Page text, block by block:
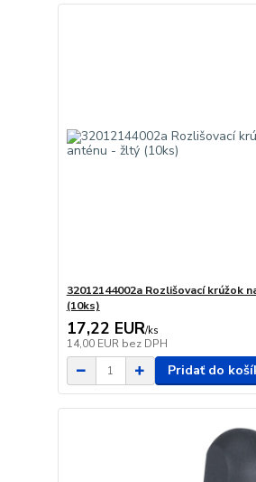
32012144002a Rozlišovací krúžok
(10ks)
17,22 EUR/ks
14,00 EUR bez DPH
Pridať do